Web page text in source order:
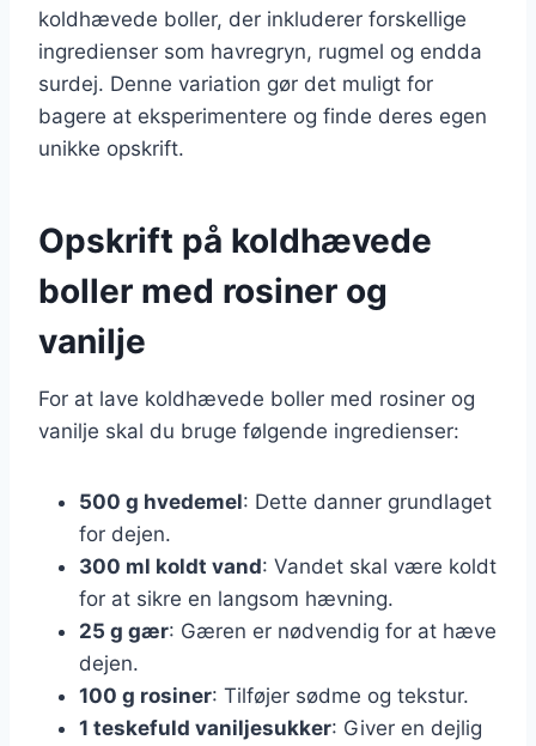
koldhævede boller, der inkluderer forskellige
ingredienser som havregryn, rugmel og endda
surdej. Denne variation gør det muligt for
bagere at eksperimentere og finde deres egen
unikke opskrift.
Opskrift på koldhævede
boller med rosiner og
vanilje
For at lave koldhævede boller med rosiner og
vanilje skal du bruge følgende ingredienser:
500 g hvedemel: Dette danner grundlaget
for dejen.
300 ml koldt vand: Vandet skal være koldt
for at sikre en langsom hævning.
25 g gær: Gæren er nødvendig for at hæve
dejen.
100 g rosiner: Tilføjer sødme og tekstur.
1 teskefuld vaniljesukker: Giver en dejlig